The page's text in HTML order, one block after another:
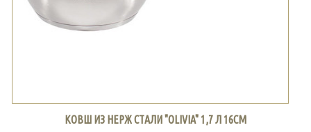
КОВШ ИЗ НЕРЖ СТАЛИ "OLIVIA" 1,7 Л 16СМ